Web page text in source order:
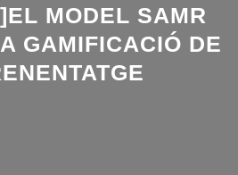
MODEL SAMR
GAMIFICACIÓ DE